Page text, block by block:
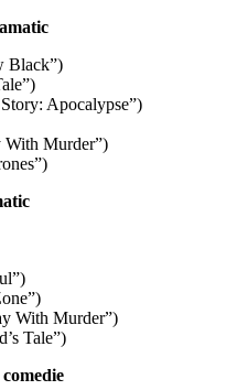
Black”)
Apocalypse”)
Murder”)
With Murder”)
Tale”)